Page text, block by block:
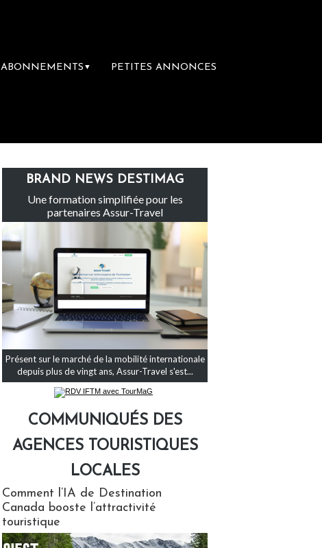
ABONNEMENTS ▼ PETITES ANNONCES
Le groupe Sainte-Claire rachète Eden Tour
BRAND NEWS DESTIMAG
Une formation simplifiée pour les
partenaires Assur-Travel
Présent sur le marché de la mobilité internationale
depuis plus de vingt ans, Assur-Travel s'est...
COMMUNIQUÉS DES
AGENCES TOURISTIQUES
LOCALES
Comment l’IA de Destination
Canada booste l’attractivité
touristique